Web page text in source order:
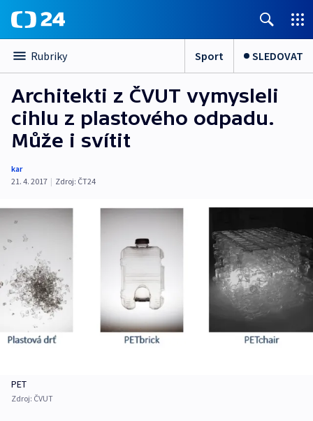
Rubriky Sport SLEDOVAT
Architekti z ČVUT vymysleli
cihlu z plastového odpadu.
Může i svítit
kar
21. 4. 2017 | Zdroj: ČT24
PET
Zdroj: ČVUT